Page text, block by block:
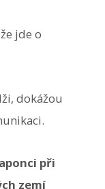
jde o
dokážou
při
zemí